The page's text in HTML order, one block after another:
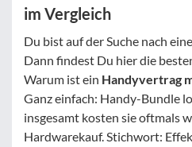
im Vergleich
Du bist auf der Suche nach
Dann findest Du hier die
Warum ist ein Handyvertrag
Ganz einfach: Handy-Bundle
insgesamt kosten sie oftmals
Hardwarekauf. Stichwort: